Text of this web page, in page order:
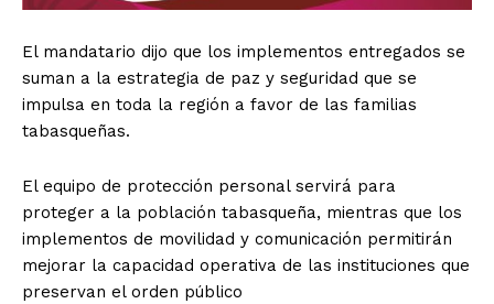
El mandatario dijo que los implementos entregados se
suman a la estrategia de paz y seguridad que se
impulsa en toda la región a favor de las familias
tabasqueñas.
El equipo de protección personal servirá para
proteger a la población tabasqueña, mientras que los
implementos de movilidad y comunicación permitirán
mejorar la capacidad operativa de las instituciones que
preservan el orden público